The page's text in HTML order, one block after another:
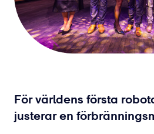
För världens första
justerar en